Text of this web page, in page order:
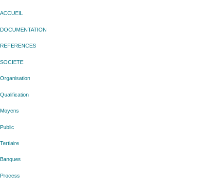
ACCUEIL
DOCUMENTATION
REFERENCES
SOCIETE
Organisation
Qualification
Moyens
Public
Tertiaire
Banques
Process